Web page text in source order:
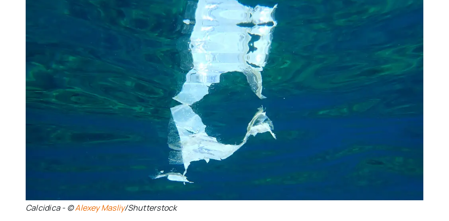
Calcidica - ©Alexey Masliy/Shutterstock